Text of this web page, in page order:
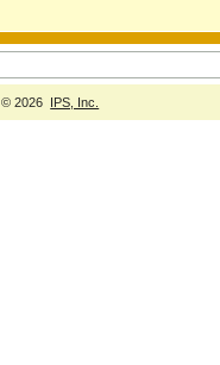
2026 IPS, Inc.